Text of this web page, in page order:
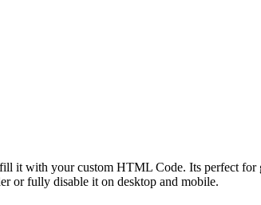
it with your custom HTML Code. Its perfect for
or fully disable it on desktop and mobile.